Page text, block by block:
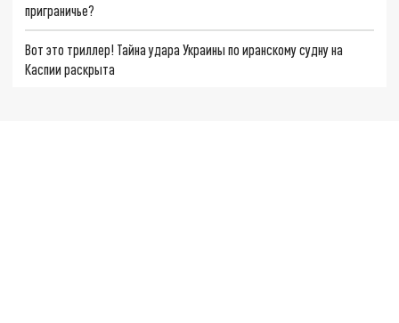
приграничье?
Вот это триллер! Тайна удара Украины по иранскому судну на
Каспии раскрыта